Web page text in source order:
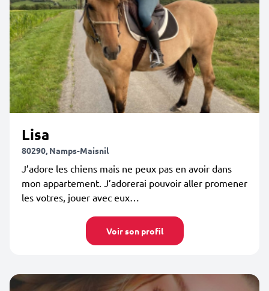
Lisa
80290, Namps-Maisnil
J’adore les chiens mais ne peux pas en avoir dans
mon appartement. J’adorerai pouvoir aller promener
les votres, jouer avec eux…
Voir son profil